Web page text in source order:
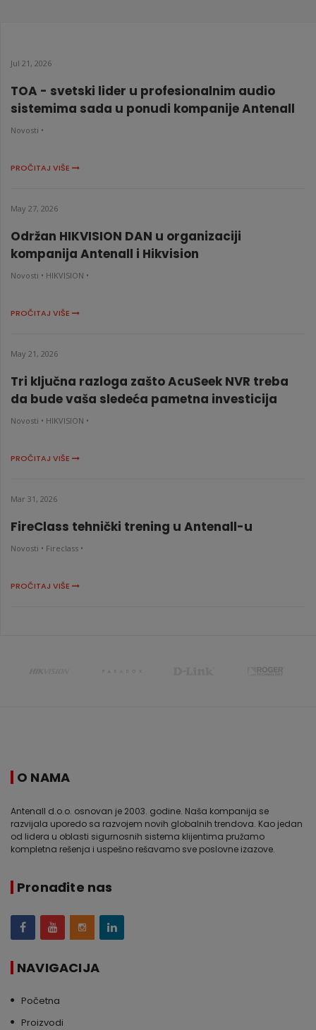
Jul 21, 2026
TOA - svetski lider u profesionalnim audio
sistemima sada u ponudi kompanije Antenall
Novosti •
PROČITAJ VIŠE
May 27, 2026
Održan HIKVISION DAN u organizaciji
kompanija Antenall i Hikvision
Novosti • HIKVISION •
PROČITAJ VIŠE
May 21, 2026
Tri ključna razloga zašto AcuSeek NVR treba
da bude vaša sledeća pametna investicija
Novosti • HIKVISION •
PROČITAJ VIŠE
Mar 31, 2026
FireClass tehnički trening u Antenall-u
Novosti • Fireclass •
PROČITAJ VIŠE
O NAMA
Antenall d.o.o. osnovan je 2003. godine. Naša kompanija se
razvijala uporedo sa razvojem novih globalnih trendova. Kao jedan
od lidera u oblasti sigurnosnih sistema klijentima pružamo
kompletna rešenja i uspešno rešavamo sve poslovne izazove.
Pronađite nas
NAVIGACIJA
Početna
Proizvodi